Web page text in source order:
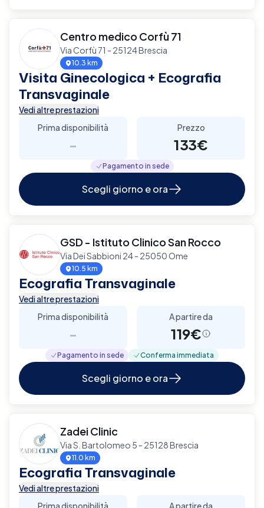
Centro medico Corfù 71
Via Corfù 71 - 25124 Brescia
10.3 km
Visita Ginecologica + Ecografia
Transvaginale
Vedi altre prestazioni
Prima disponibilità
-
Prezzo
133€
Pagamento in sede
Scegli giorno e ora
GSD - Istituto Clinico San Rocco
Via Dei Sabbioni 24 - 25050 Ome
10.5 km
Ecografia Transvaginale
Vedi altre prestazioni
Prima disponibilità
-
A partire da
119€
Pagamento in sede Conferma immediata
Scegli giorno e ora
Zadei Clinic
Via S. Bartolomeo 5 - 25128 Brescia
11.0 km
Ecografia Transvaginale
Vedi altre prestazioni
Prima disponibilità
A partire da